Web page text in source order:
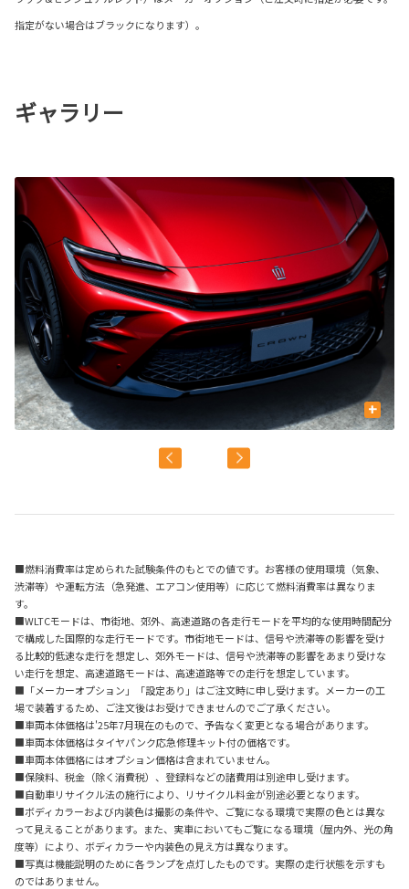
指定がない場合はブラックになります）。
ギャラリー
+
■燃料消費率は定められた試験条件のもとでの値です。お客様の使用環境（気象、
渋滞等）や運転方法（急発進、エアコン使用等）に応じて燃料消費率は異なりま
す。
■WLTCモードは、市街地、郊外、高速道路の各走行モードを平均的な使用時間配分
で構成した国際的な走行モードです。市街地モードは、信号や渋滞等の影響を受け
る比較的低速な走行を想定し、郊外モードは、信号や渋滞等の影響をあまり受けな
い走行を想定、高速道路モードは、高速道路等での走行を想定しています。
■「メーカーオプション」「設定あり」はご注文時に申し受けます。メーカーの工
場で装着するため、ご注文後はお受けできませんのでご了承ください。
■車両本体価格は'25年7月現在のもので、予告なく変更となる場合があります。
■車両本体価格はタイヤパンク応急修理キット付の価格です。
■車両本体価格にはオプション価格は含まれていません。
■保険料、税金（除く消費税）、登録料などの諸費用は別途申し受けます。
■自動車リサイクル法の施行により、リサイクル料金が別途必要となります。
■ボディカラーおよび内装色は撮影の条件や、ご覧になる環境で実際の色とは異な
って見えることがあります。また、実車においてもご覧になる環境（屋内外、光の角
度等）により、ボディカラーや内装色の見え方は異なります。
■写真は機能説明のために各ランプを点灯したものです。実際の走行状態を示すも
のではありません。